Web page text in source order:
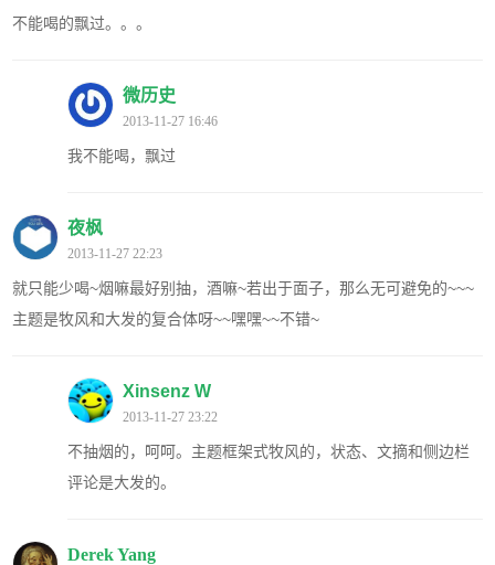
不能喝的飘过。。。
微历史
2013-11-27 16:46
我不能喝，飘过
夜枫
2013-11-27 22:23
就只能少喝~烟嘛最好别抽，酒嘛~若出于面子，那么无可避免的~~~
主题是牧风和大发的复合体呀~~嘿嘿~~不错~
Xinsenz W
2013-11-27 23:22
不抽烟的，呵呵。主题框架式牧风的，状态、文摘和侧边栏
评论是大发的。
Derek Yang